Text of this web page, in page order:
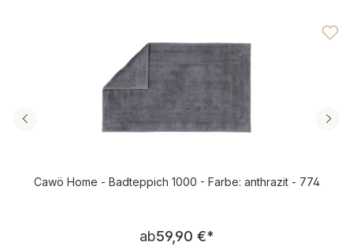
Cawö Home - Badteppich 1000 - Farbe: anthrazit - 774
Regulärer Preis:
ab59,90 €*